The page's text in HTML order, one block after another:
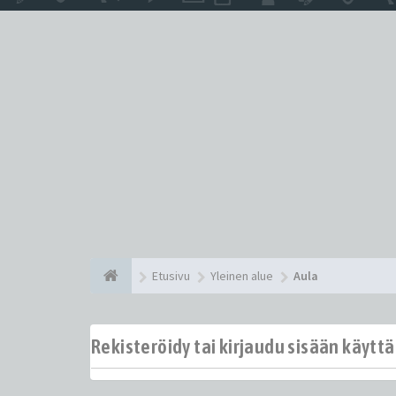
Etusivu Yleinen alue Aula
Rekisteröidy tai kirjaudu sisään